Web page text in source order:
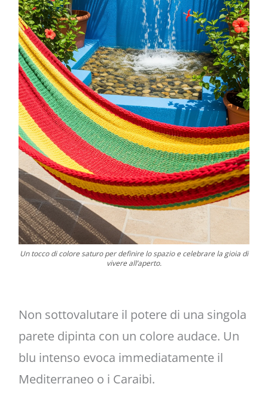
Un tocco di colore saturo per definire lo spazio e celebrare la gioia di
vivere all’aperto.
Non sottovalutare il potere di una singola
parete dipinta con un colore audace. Un
blu intenso evoca immediatamente il
Mediterraneo o i Caraibi.